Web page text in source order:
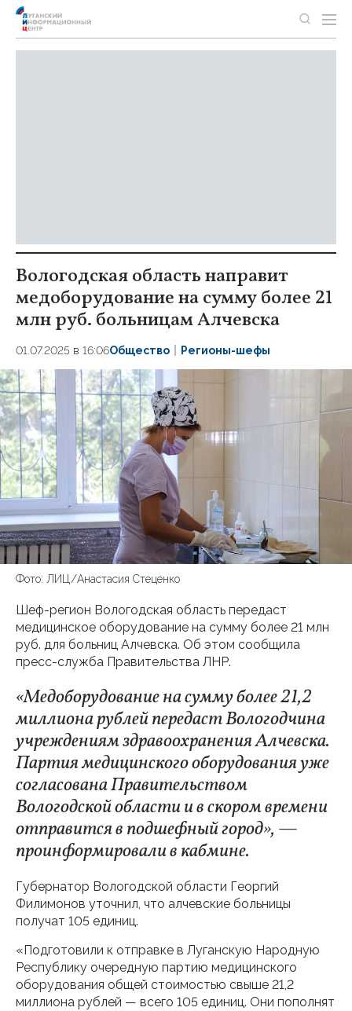
Вологодская область направит
медоборудование на сумму более 21
млн руб. больницам Алчевска
01.07.2025 в 16:06Общество Регионы-шефы
Фото: ЛИЦ/Анастасия Стеценко
Шеф-регион Вологодская область передаст
медицинское оборудование на сумму более 21 млн
руб. для больниц Алчевска. Об этом сообщила
пресс-служба Правительства ЛНР.
«Медоборудование на сумму более 21,2
миллиона рублей передаст Вологодчина
учреждениям здравоохранения Алчевска.
Партия медицинского оборудования уже
согласована Правительством
Вологодской области и в скором времени
отправится в подшефный город», —
проинформировали в кабмине.
Губернатор Вологодской области Георгий
Филимонов уточнил, что алчевские больницы
получат 105 единиц.
«Подготовили к отправке в Луганскую Народную
Республику очередную партию медицинского
оборудования общей стоимостью свыше 21,2
миллиона рублей — всего 105 единиц. Они пополнят